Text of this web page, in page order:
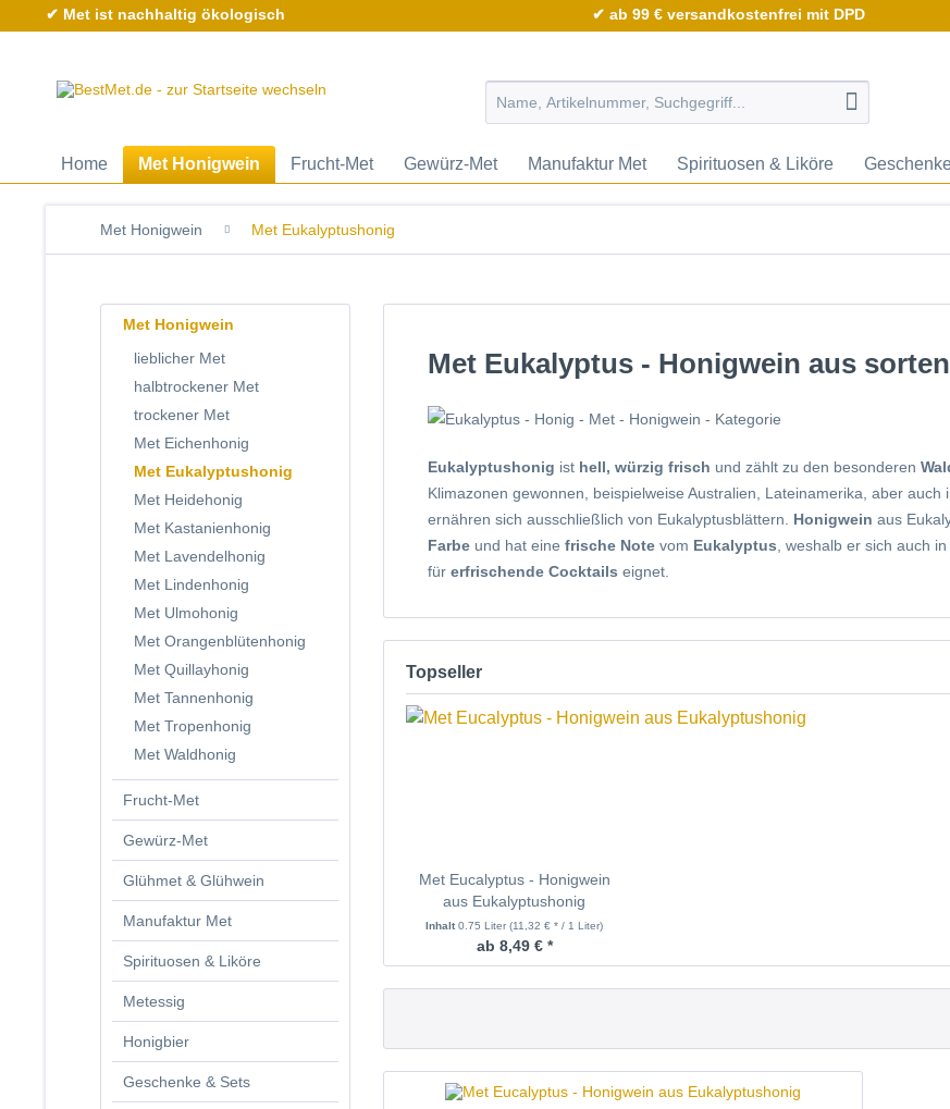
✔ Met ist nachhaltig ökologisch ✔ ab 99 € versandkostenfrei mit DPD
Home Met Honigwein Frucht-Met Gewürz-Met Manufaktur Met Spirituosen & Liköre
Met Honigwein Met Eukalyptushonig
Met Honigwein
lieblicher Met
halbtrockener Met
trockener Met
Met Eichenhonig
Met Eukalyptushonig
Met Heidehonig
Met Kastanienhonig
Met Lavendelhonig
Met Lindenhonig
Met Ulmohonig
Met Orangenblütenhonig
Met Quillayhonig
Met Tannenhonig
Met Tropenhonig
Met Waldhonig
Frucht-Met
Gewürz-Met
Glühmet & Glühwein
Manufaktur Met
Spirituosen & Liköre
Metessig
Honigbier
Geschenke & Sets
Met Eukalyptus - Honigwein aus
Eukalyptushonig ist hell, würzig frisch und zählt zu den besonderen
Klimazonen gewonnen, beispielweise Australien, Lateinamerika, aber
ernähren sich ausschließlich von Eukalyptusblättern. Honigwein aus
Farbe und hat eine frische Note vom Eukalyptus , weshalb er sich auch
für erfrischende Cocktails eignet.
Topseller
Met Eucalyptus - Honigwein
aus Eukalyptushonig
Inhalt0.75 Liter(11,32 € * / 1 Liter)
ab 8,49 € *